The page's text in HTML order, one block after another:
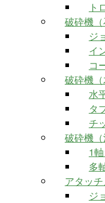
ト
破砕機（
ジ
イ
コ
破砕機（
水
タ
チ
破砕機（
1
多
アタッチ
ジ